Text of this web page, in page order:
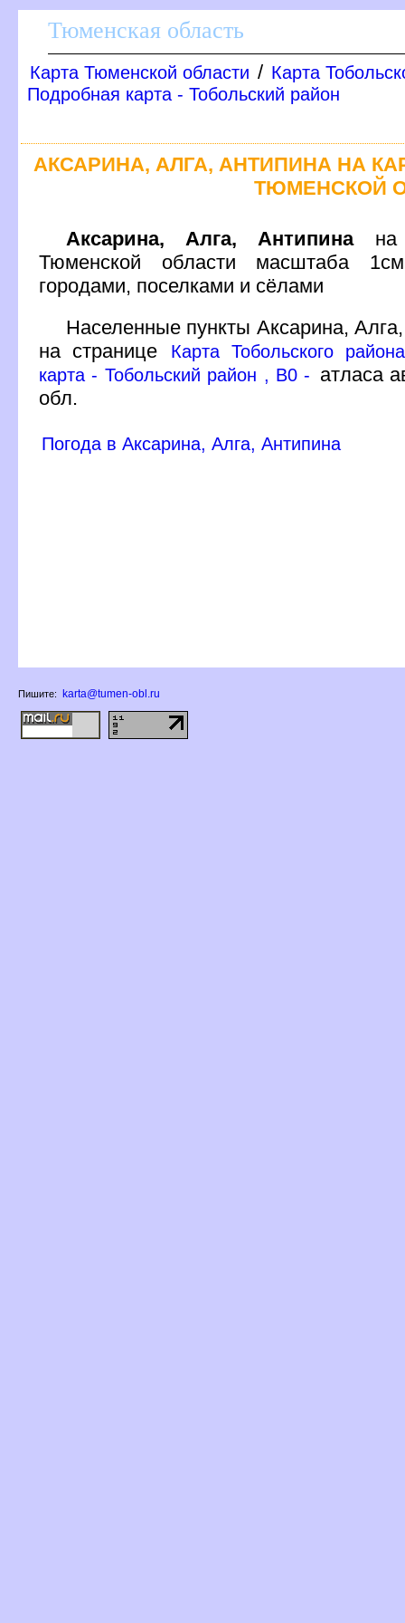
Тюменская область
Карта Тюменской области / Карта
Подробная карта - Тобольский район
АКСАРИНА, АЛГА, АНТИПИНА НА
ТЮМЕНСКОЙ
Аксарина, Алга, Антипинана
Тюменской области масштаба
ородами, поселками и сёлами
Населенные пункты Аксарина,
на странице
Карта Тобольского
карта - Тобольский район , B0 - атласа
обл.
Погода в Аксарина, Алга, Антипина
Пишите: karta@tumen-obl.ru